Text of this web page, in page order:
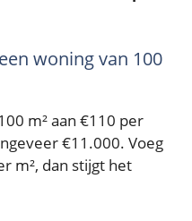
woning van 100
m² aan €110 per
€11.000. Voeg
m², dan stijgt het